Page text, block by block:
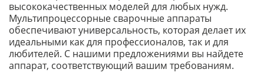
высококачественных моделей для любых нужд.
Мультипроцессорные сварочные аппараты
обеспечивают универсальность, которая делает их
идеальными как для профессионалов, так и для
любителей. С нашими предложениями вы найдете
аппарат, соответствующий вашим требованиям.